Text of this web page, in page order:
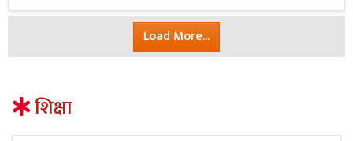
Load More...
शिक्षा